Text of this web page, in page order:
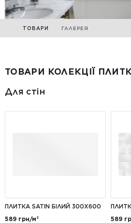
ТОВАРИ ГАЛЕРЕЯ
ТОВАРИ КОЛЕКЦІЇ
Для стін
ПЛИТКА SATIN БІЛИЙ 300Х600
589 грн/м²
589